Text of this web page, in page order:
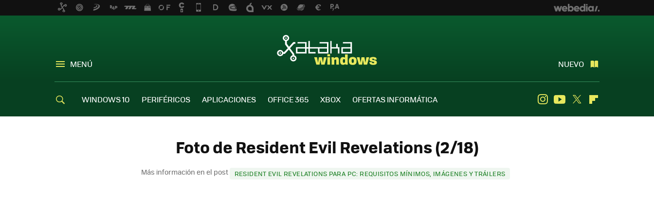
MENÚ NUEVO
WINDOWS 10 PERIFÉRICOS APLICACIONES OFFICE 365 XBOX OFERTAS INFORMÁTICA InstagramYoutube
Twitter
Foto de Resident Evil Revelations (2/18)
Más información en el post RESIDENT EVIL REVELATIONS PARA PC: REQUISITOS MÍNIMOS, IMÁGENES Y TRÁILERS